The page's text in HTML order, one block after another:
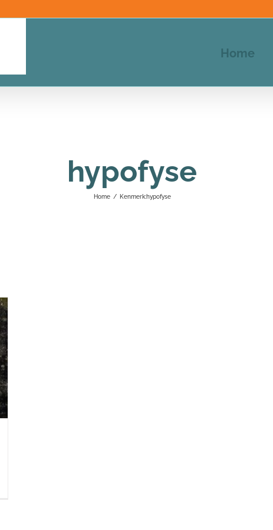
Home
hypofyse
Home / Kenmerk:hypofyse